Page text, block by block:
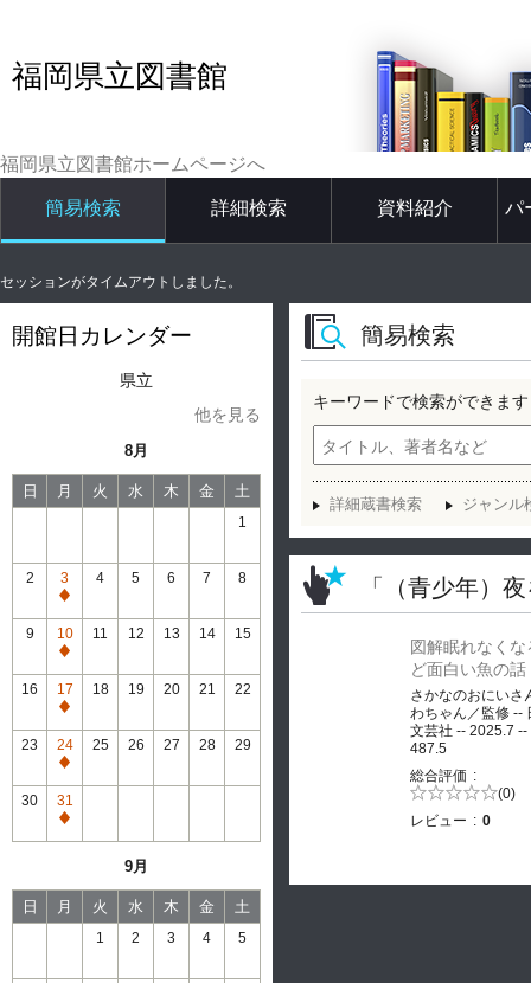
福岡県立図書館
福岡県立図書館ホームページへ
簡易検索 詳細検索 資料紹介 パ
セッションがタイムアウトしました。
開館日カレンダー
県立
他を見る
8月
日 月 火 水 木 金 土
1
2
3
通
常
休
館
4 5 6 7 8
9
10
通
常
休
館
11 12 13 14 15
16
17
通
常
休
館
18 19 20 21 22
23
24
通
常
休
館
25 26 27 28 29
30
31
通
館
9月
日 月 火 水 木 金 土
1 2 3 4 5
簡易検索
キーワードで検索ができます
詳細蔵書検索 ジャンル
「（青少年）
図解眠れなくな
ど面白い魚の話
さかなのおにいさ
わちゃん／監修 --
文芸社 -- 2025.7 --
487.5
総合評価
5段階評価の (0)
レビュー
0